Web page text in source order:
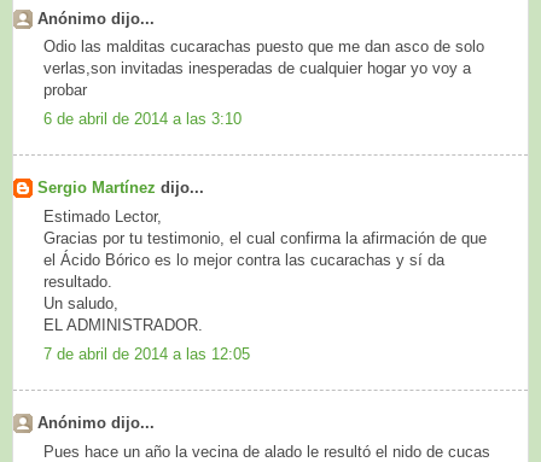
Anónimo dijo...
Odio las malditas cucarachas puesto que me dan asco de solo
verlas,son invitadas inesperadas de cualquier hogar yo voy a
probar
6 de abril de 2014 a las 3:10
Sergio Martínez dijo...
Estimado Lector,
Gracias por tu testimonio, el cual confirma la afirmación de que
el Ácido Bórico es lo mejor contra las cucarachas y sí da
resultado.
Un saludo,
EL ADMINISTRADOR.
7 de abril de 2014 a las 12:05
Anónimo dijo...
Pues hace un año la vecina de alado le resultó el nido de cucas